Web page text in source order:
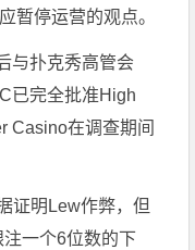
暂停运营的观点。
与扑克秀高管会
已完全批准High
Casino在调查期间
证明Lew作弊，但
一个6位数的下